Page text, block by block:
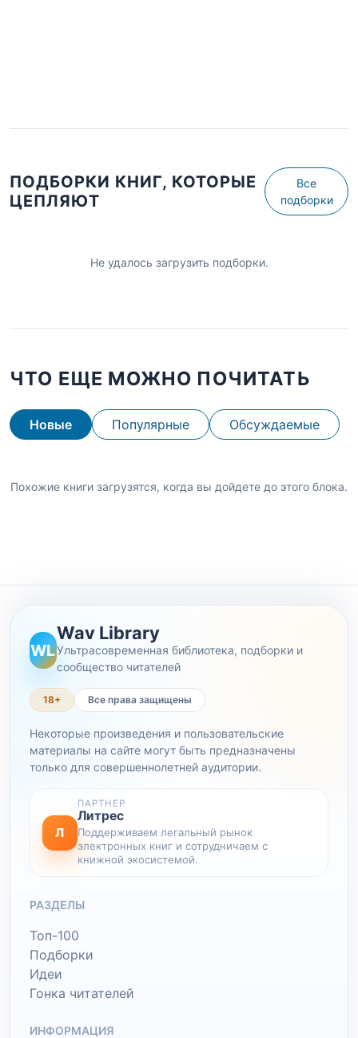
ПОДБОРКИ КНИГ, КОТОРЫЕ
ЦЕПЛЯЮТ
Все
подборки
Не удалось загрузить подборки.
ЧТО ЕЩЕ МОЖНО ПОЧИТАТЬ
Новые Популярные Обсуждаемые
Похожие книги загрузятся, когда вы дойдете до этого блока.
WL
Wav Library
Ультрасовременная библиотека, подборки и
сообщество читателей
18+ Все права защищены
Некоторые произведения и пользовательские
материалы на сайте могут быть предназначены
только для совершеннолетней аудитории.
Л
ПАРТНЕР
Литрес
Поддерживаем легальный рынок
электронных книг и сотрудничаем с
книжной экосистемой.
РАЗДЕЛЫ
Топ-100
Подборки
Идеи
Гонка читателей
ИНФОРМАЦИЯ